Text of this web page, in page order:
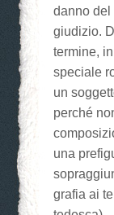
danno del
giudizio.
termine,
speciale
un
perché
una
grafia ai